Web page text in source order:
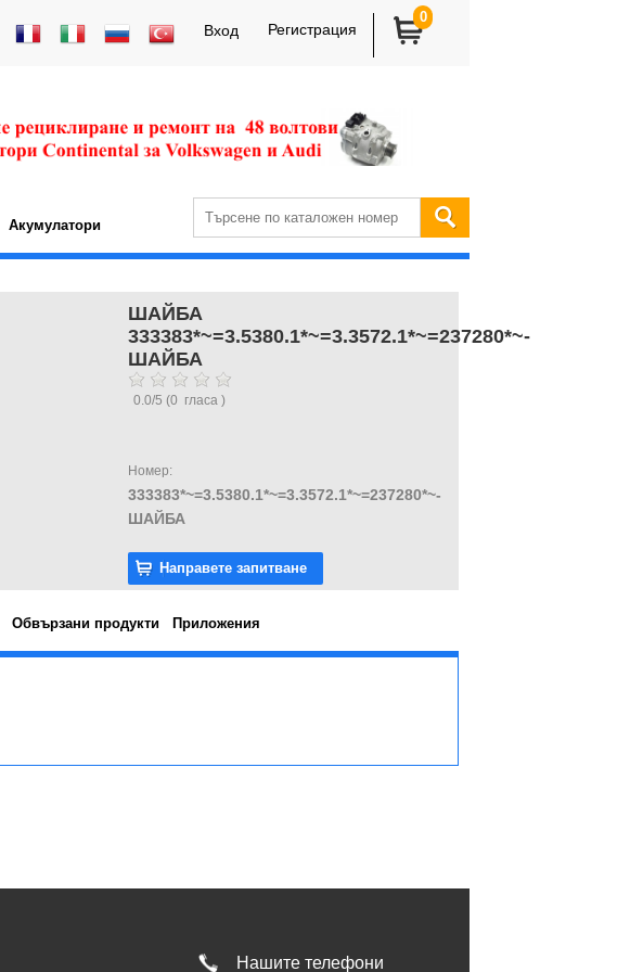
Вход Регистрация
0
Акумулатори
ШАЙБА
333383*~=3.5380.1*~=3.3572.1*~=237280*~-
ШАЙБА
0.0/5 (0 гласа )
Номер:
333383*~=3.5380.1*~=3.3572.1*~=237280*~-
ШАЙБА
Направете запитване
Обвързани продукти Приложения
Нашите телефони